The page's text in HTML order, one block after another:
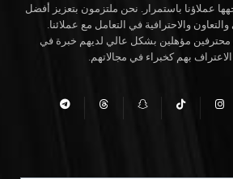
عملاؤنا باستمرار. نحن ملتزمون بتعزيز أفضل
والاحترافية في التعامل مع عملائنا.
محترفين مؤهلين بشكل عالي لديهم خبرة في
بهم كخبراء في مجالاتهم.